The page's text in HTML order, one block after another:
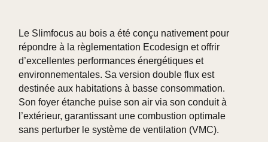
Le Slimfocus au bois a été conçu nativement pour
répondre à la règlementation Ecodesign et offrir
d’excellentes performances énergétiques et
environnementales. Sa version double flux est
destinée aux habitations à basse consommation.
Son foyer étanche puise son air via son conduit à
l’extérieur, garantissant une combustion optimale
sans perturber le système de ventilation (VMC).